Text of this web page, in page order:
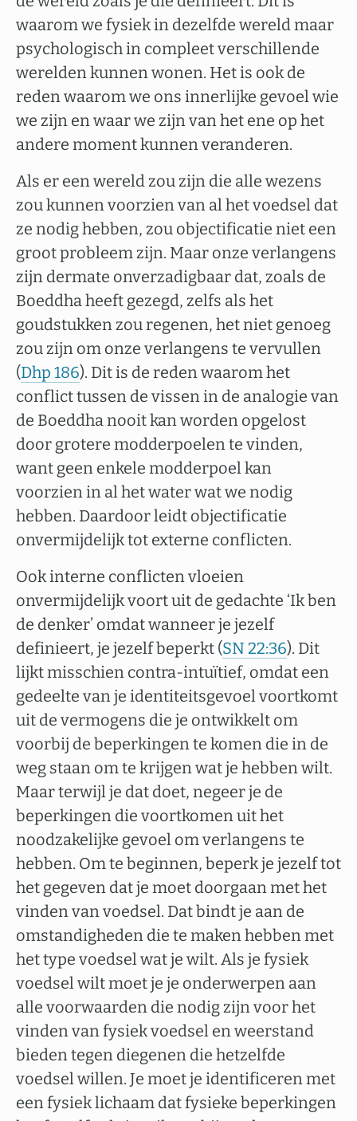
waarom we fysiek in dezelfde wereld maar
psychologisch in compleet verschillende
werelden kunnen wonen. Het is ook de
reden waarom we ons innerlijke gevoel wie
we zijn en waar we zijn van het ene op het
andere moment kunnen veranderen.
Als er een wereld zou zijn die alle wezens
zou kunnen voorzien van al het voedsel dat
ze nodig hebben, zou objectificatie niet een
groot probleem zijn. Maar onze verlangens
zijn dermate onverzadigbaar dat, zoals de
Boeddha heeft gezegd, zelfs als het
goudstukken zou regenen, het niet genoeg
zou zijn om onze verlangens te vervullen
(Dhp 186). Dit is de reden waarom het
conflict tussen de vissen in de analogie van
de Boeddha nooit kan worden opgelost
door grotere modderpoelen te vinden,
want geen enkele modderpoel kan
voorzien in al het water wat we nodig
hebben. Daardoor leidt objectificatie
onvermijdelijk tot externe conflicten.
Ook interne conflicten vloeien
onvermijdelijk voort uit de gedachte ‘Ik ben
de denker’ omdat wanneer je jezelf
definieert, je jezelf beperkt (SN 22:36). Dit
lijkt misschien contra-intuïtief, omdat een
gedeelte van je identiteitsgevoel voortkomt
uit de vermogens die je ontwikkelt om
voorbij de beperkingen te komen die in de
weg staan om te krijgen wat je hebben wilt.
Maar terwijl je dat doet, negeer je de
beperkingen die voortkomen uit het
noodzakelijke gevoel om verlangens te
hebben. Om te beginnen, beperk je jezelf tot
het gegeven dat je moet doorgaan met het
vinden van voedsel. Dat bindt je aan de
omstandigheden die te maken hebben met
het type voedsel wat je wilt. Als je fysiek
voedsel wilt moet je je onderwerpen aan
alle voorwaarden die nodig zijn voor het
vinden van fysiek voedsel en weerstand
bieden tegen diegenen die hetzelfde
voedsel willen. Je moet je identificeren met
een fysiek lichaam dat fysieke beperkingen